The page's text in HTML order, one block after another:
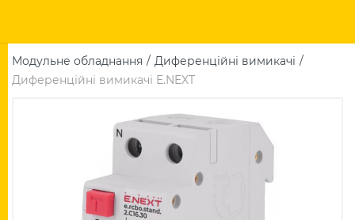
Модульне обладнання
Диференційні вимикачі
Диференційні вимикачі E.NEXT